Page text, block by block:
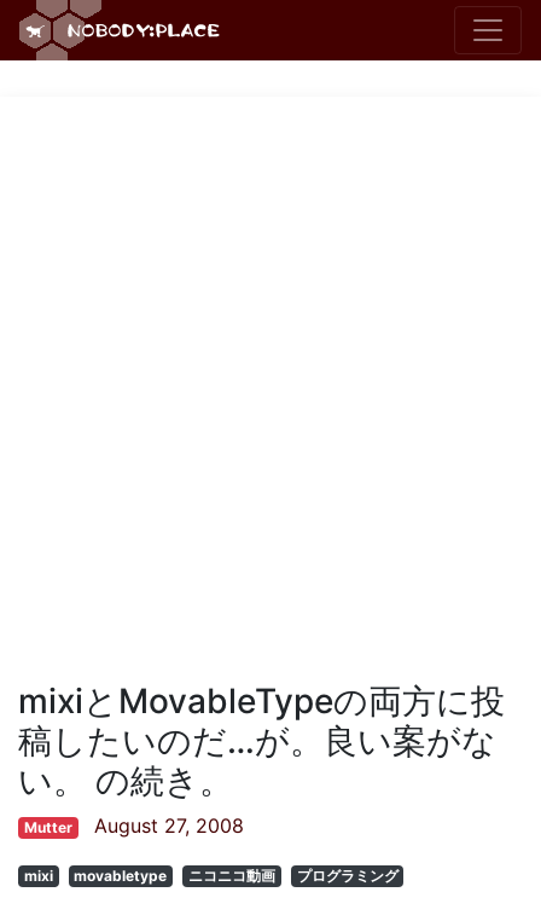
mixiとMovableTypeの両方に投
稿したいのだ…が。良い案がな
い。 の続き。
Mutter August 27, 2008
mixi movabletype ニコニコ動画 プログラミング